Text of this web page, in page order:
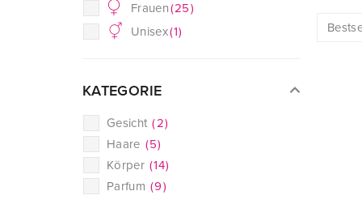
Frauen(25)
Unisex(1)
KATEGORIE
Gesicht (2)
Haare (5)
Körper (14)
Parfum (9)